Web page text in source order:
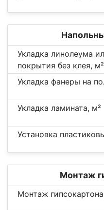
Укладка линолеума
покрытия без клея, м²
Укладка фанеры на
Укладка ламината, м²
Установка
Монтаж
Монтаж